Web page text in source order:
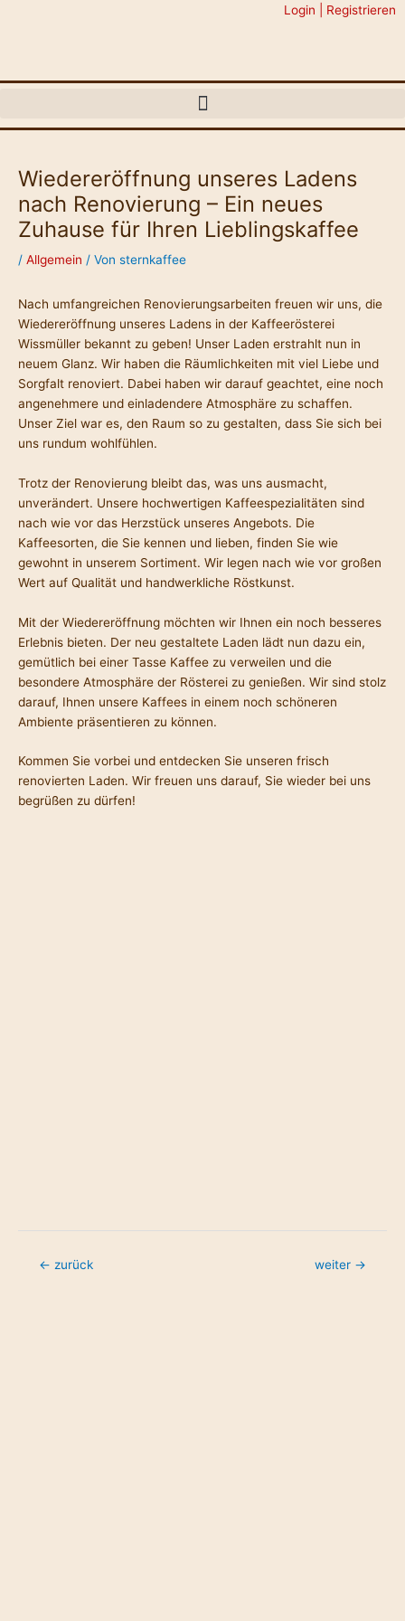
Login | Registrieren
Wiedereröffnung unseres Ladens
nach Renovierung – Ein neues
Zuhause für Ihren Lieblingskaffee
/ Allgemein / Von sternkaffee
Nach umfangreichen Renovierungsarbeiten freuen wir uns, die
Wiedereröffnung unseres Ladens in der Kaffeerösterei
Wissmüller bekannt zu geben! Unser Laden erstrahlt nun in
neuem Glanz. Wir haben die Räumlichkeiten mit viel Liebe und
Sorgfalt renoviert. Dabei haben wir darauf geachtet, eine noch
angenehmere und einladendere Atmosphäre zu schaffen.
Unser Ziel war es, den Raum so zu gestalten, dass Sie sich bei
uns rundum wohlfühlen.
Trotz der Renovierung bleibt das, was uns ausmacht,
unverändert. Unsere hochwertigen Kaffeespezialitäten sind
nach wie vor das Herzstück unseres Angebots. Die
Kaffeesorten, die Sie kennen und lieben, finden Sie wie
gewohnt in unserem Sortiment. Wir legen nach wie vor großen
Wert auf Qualität und handwerkliche Röstkunst.
Mit der Wiedereröffnung möchten wir Ihnen ein noch besseres
Erlebnis bieten. Der neu gestaltete Laden lädt nun dazu ein,
gemütlich bei einer Tasse Kaffee zu verweilen und die
besondere Atmosphäre der Rösterei zu genießen. Wir sind stolz
darauf, Ihnen unsere Kaffees in einem noch schöneren
Ambiente präsentieren zu können.
Kommen Sie vorbei und entdecken Sie unseren frisch
renovierten Laden. Wir freuen uns darauf, Sie wieder bei uns
begrüßen zu dürfen!
Post
navigation
← zurück weiter →